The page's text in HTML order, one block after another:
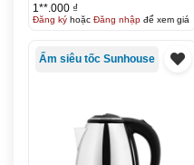
1**.000 ₫
Đăng kýhoặc Đăng nhậpđể xem giá
Ấm siêu tốc Sunhouse